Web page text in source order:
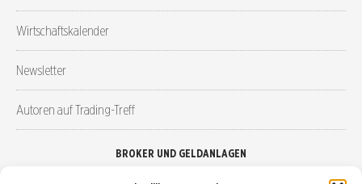
Wirtschaftskalender
Newsletter
Autoren auf Trading-Treff
BROKER UND GELDANLAGEN